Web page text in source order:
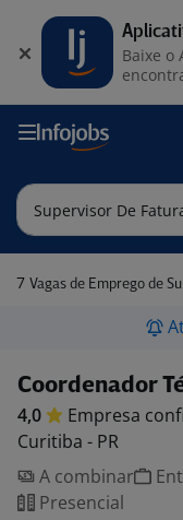
7 Vagas de Emprego de
Coordenador
4,0 Empresa
Curitiba - PR
A combinar
Presencial
Baixe o